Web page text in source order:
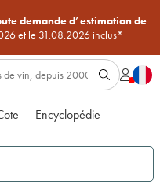
demande d’estimation de
et le 31.08.2026 inclus*
Encyclopédie